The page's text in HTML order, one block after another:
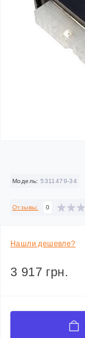
Модель: 5311479-34
Отзывы: 0
Нашли дешевле?
3 917 грн.